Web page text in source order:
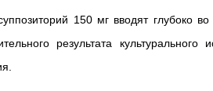
150 мг вводят глубоко
результата